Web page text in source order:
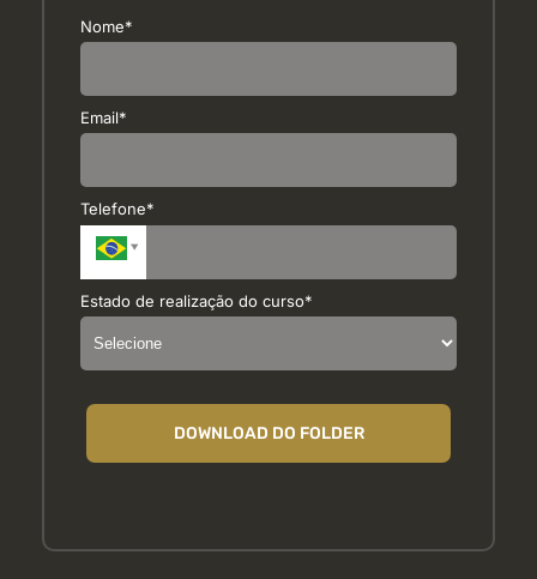
Nome*
Email*
Telefone*
Estado de realização do curso*
DOWNLOAD DO FOLDER